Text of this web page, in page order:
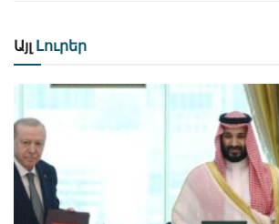
Այլ Լուրեր